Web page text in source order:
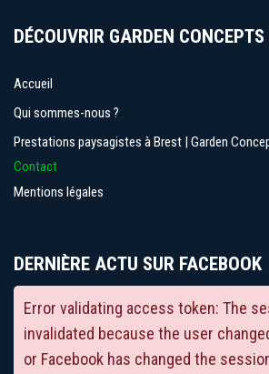
DÉCOUVRIR GARDEN CONCEPTS
Accueil
Qui sommes-nous ?
Prestations paysagistes à Brest | Garden
Contact
Mentions légales
DERNIÈRE ACTU SUR FACEBOOK
Error validating access token: The
invalidated because the user
or Facebook has changed the